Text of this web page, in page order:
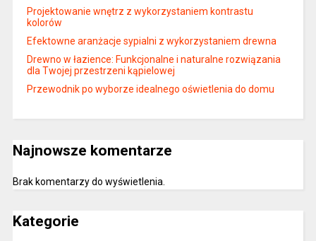
Projektowanie wnętrz z wykorzystaniem kontrastu
kolorów
Efektowne aranżacje sypialni z wykorzystaniem drewna
Drewno w łazience: Funkcjonalne i naturalne rozwiązania
dla Twojej przestrzeni kąpielowej
Przewodnik po wyborze idealnego oświetlenia do domu
Najnowsze komentarze
Brak komentarzy do wyświetlenia.
Kategorie